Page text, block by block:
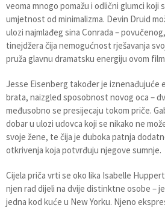
veoma mnogo pomažu i odlični glumci koji
umjetnost od minimalizma. Devin Druid
ulozi najmlađeg sina Conrada –
tinejdžera čija nemogućnost rješavanja
pruža glavnu dramatsku energiju ovom
Jesse Eisenberg također je iznenađujuće
brata, naizgled sposobnost novog oca –
međusobno se presijecaju tokom priče.
dobar u ulozi udovca koji se nikako ne
svoje žene, te čija je duboka patnja
otkrivenja koja potvrđuju njegove sumnje.
Cijela priča vrti se oko lika Isabelle
njen rad dijeli na dvije distinktne osobe –
jedna kod kuće u New Yorku. Njeno